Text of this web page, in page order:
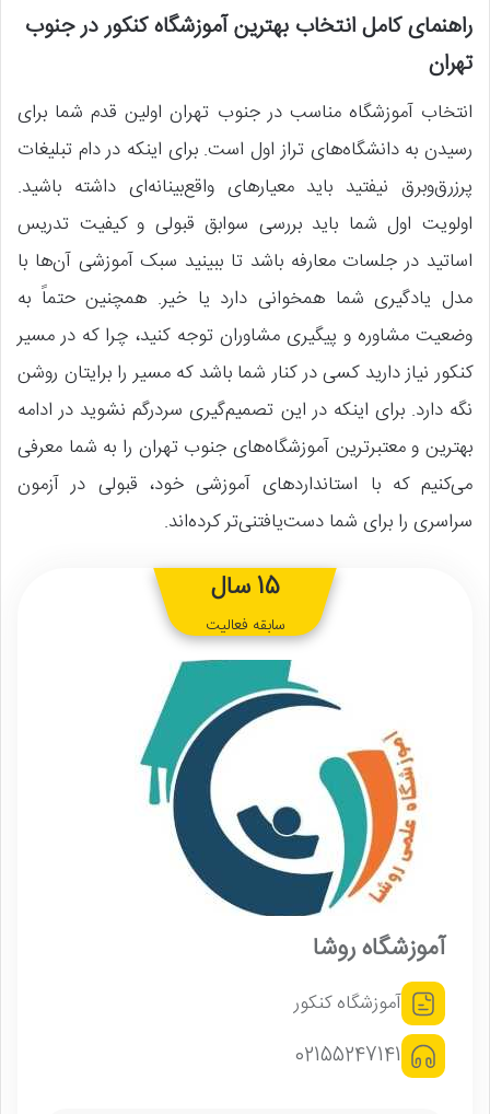
راهنمای کامل انتخاب بهترین آموزشگاه کنکور در جنوب
تهران
انتخاب آموزشگاه مناسب در جنوب تهران اولین قدم شما برای
رسیدن به دانشگاه‌های تراز اول است. برای اینکه در دام تبلیغات
پرزرق‌وبرق نیفتید باید معیارهای واقع‌بینانه‌ای داشته باشید.
اولویت اول شما باید بررسی سوابق قبولی و کیفیت تدریس
اساتید در جلسات معارفه باشد تا ببینید سبک آموزشی آن‌ها با
مدل یادگیری شما همخوانی دارد یا خیر. همچنین حتماً به
وضعیت مشاوره و پیگیری مشاوران توجه کنید، چرا که در مسیر
کنکور نیاز دارید کسی در کنار شما باشد که مسیر را برایتان روشن
نگه دارد. برای اینکه در این تصمیم‌گیری سردرگم نشوید در ادامه
بهترین و معتبرترین آموزشگاه‌های جنوب تهران را به شما معرفی
می‌کنیم که با استانداردهای آموزشی خود، قبولی در آزمون
سراسری را برای شما دست‌یافتنی‌تر کرده‌اند.
آموزشگاه روشا
آموزشگاه کنکور
02155247141
15 سال
سابقه فعالیت